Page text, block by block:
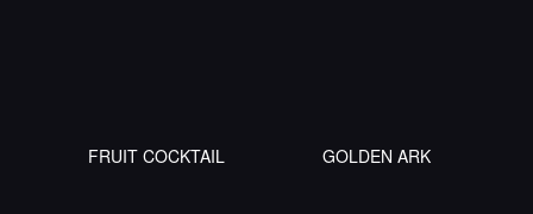
FRUIT COCKTAIL GOLDEN ARK